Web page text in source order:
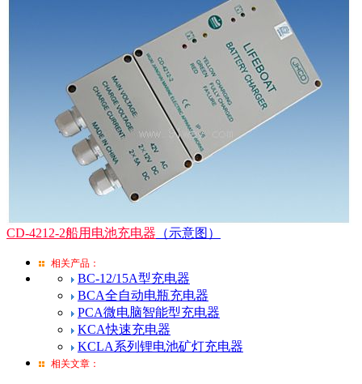
CD-4212-2船用电池充电器 （示意图）
相关产品：
BC-12/15A型充电器
BCA全自动电瓶充电器
PCA微电脑智能型充电器
KCA快速充电器
KCLA系列锂电池矿灯充电器
相关文章：